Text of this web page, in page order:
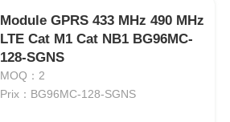
Module GPRS 433 MHz 490 MHz
LTE Cat M1 Cat NB1 BG96MC-
128-SGNS
MOQ：2
Prix：BG96MC-128-SGNS